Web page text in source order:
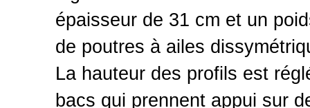
épaisseur de 31 cm et un
de poutres à ailes
La hauteur des profils est
bacs qui prennent appui sur